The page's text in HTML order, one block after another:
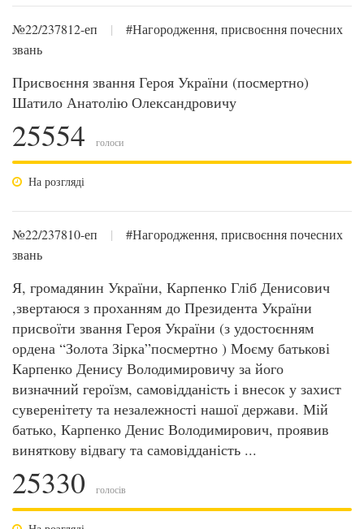
№22/237812-еп |
#Нагородження, присвоєння почесних
звань
Присвоєння звання Героя України (посмертно)
Шатило Анатолію Олександровичу
25554 голоси
На розгляді
№22/237810-еп |
#Нагородження, присвоєння почесних
звань
Я, громадянин України, Карпенко Гліб Денисович
,звертаюся з проханням до Президента України
присвоїти звання Героя України (з удостоєнням
ордена “Золота Зірка”посмертно ) Моєму батькові
Карпенко Денису Володимировичу за його
визначний героїзм, самовідданість і внесок у захист
суверенітету та незалежності нашої держави. Мій
батько, Карпенко Денис Володимирович, проявив
виняткову відвагу та самовідданість ...
25330 голосів